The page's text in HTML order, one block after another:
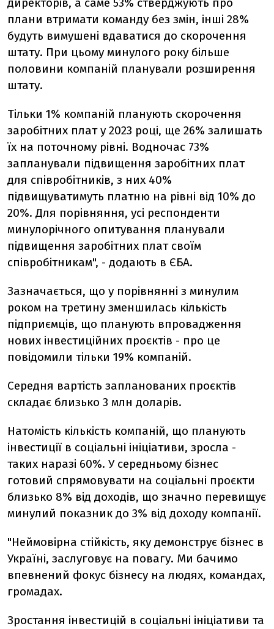
плани втримати команду без змін, інші 28%
будуть вимушені вдаватися до скорочення
штату. При цьому минулого року більше
половини компаній планували розширення
штату.
Тільки 1% компаній планують скорочення
заробітних плат у 2023 році, ще 26% залишать
їх на поточному рівні. Водночас 73%
запланували підвищення заробітних плат
для співробітників, з них 40%
підвищуватимуть платню на рівні від 10% до
20%. Для порівняння, усі респонденти
минулорічного опитування планували
підвищення заробітних плат своїм
співробітникам", - додають в ЄБА.
Зазначається, що у порівнянні з минулим
роком на третину зменшилась кількість
підприємців, що планують впровадження
нових інвестиційних проєктів - про це
повідомили тільки 19% компаній.
Середня вартість запланованих проєктів
складає близько 3 млн доларів.
Натомість кількість компаній, що планують
інвестиції в соціальні ініціативи, зросла -
таких наразі 60%. У середньому бізнес
готовий спрямовувати на соціальні проєкти
близько 8% від доходів, що значно перевищує
минулий показник до 3% від доходу компанії.
"Неймовірна стійкість, яку демонструє бізнес в
Україні, заслуговує на повагу. Ми бачимо
впевнений фокус бізнесу на людях, командах,
громадах.
Зростання інвестицій в соціальні ініціативи та